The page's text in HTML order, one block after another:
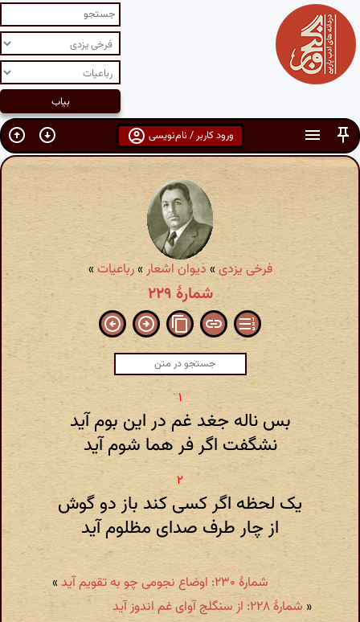
ورود کاربر / نام‌نویسی
فرخی یزدی»دیوان اشعار »رباعیات»
شمارهٔ ۲۲۹
بس ناله جغد غم در این بوم آید
نشگفت اگر فر هما شوم آید
یک لحظه اگر کسی کند باز دو گوش
از چار طرف صدای مظلوم آید
شمارهٔ ۲۳۰: اوضاع نجومی چو به تقویم آید
»
« شمارهٔ ۲۲۸: از سنگلج آوای غم اندوز آید